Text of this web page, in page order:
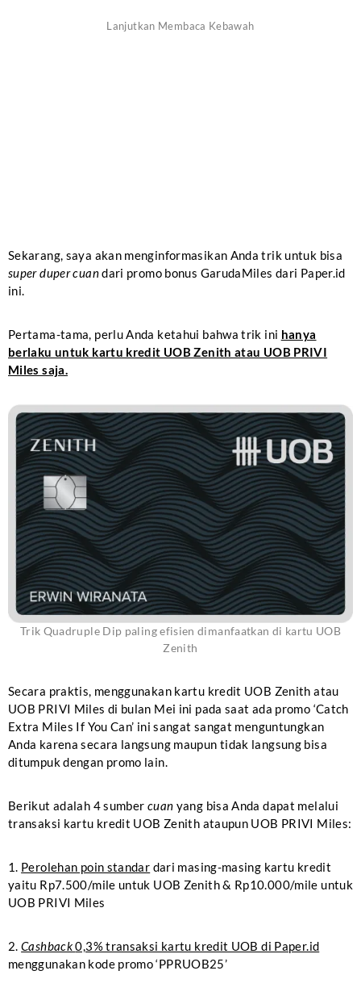
Sekarang, saya akan menginformasikan Anda trik untuk bisa
super duper cuandari promo bonus GarudaMiles dari Paper.id
ini.
Pertama-tama, perlu Anda ketahui bahwa trik ini hanya
berlaku untuk kartu kredit UOB Zenith atau UOB PRIVI
Miles saja.
Trik Quadruple Dip paling efisien dimanfaatkan di kartu UOB
Zenith
Secara praktis, menggunakan kartu kredit UOB Zenith atau
UOB PRIVI Miles di bulan Mei ini pada saat ada promo ‘Catch
Extra Miles If You Can’ ini sangat sangat menguntungkan
Anda karena secara langsung maupun tidak langsung bisa
ditumpuk dengan promo lain.
Berikut adalah 4 sumber cuan yang bisa Anda dapat melalui
transaksi kartu kredit UOB Zenith ataupun UOB PRIVI Miles:
1. Perolehan poin standar dari masing-masing kartu kredit
yaitu Rp7.500/mile untuk UOB Zenith & Rp10.000/mile untuk
UOB PRIVI Miles
2.Cashback0,3% transaksi kartu kredit UOB di Paper.id
menggunakan kode promo ‘PPRUOB25’